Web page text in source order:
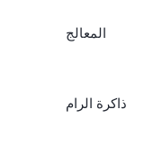
المعالج
ذاكرة الرام